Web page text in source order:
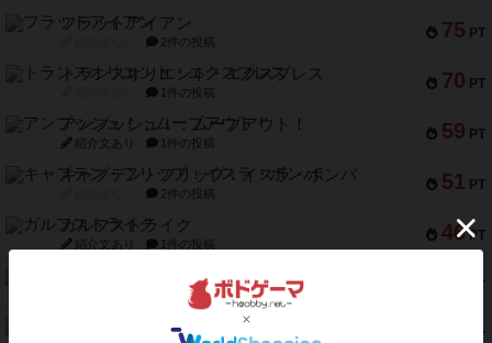
75 PT
フラットアイアン
2件の投稿
70 PT
トランスオリエント・エクスプレス
1件の投稿
59 PT
アンブッシュ！：ムーブアウト！
紹介文あり 1件の投稿
51 PT
キャプテン・フリップ：イスラ・ボンバ
2件の投稿
46 PT
ガルフストライク
紹介文あり 1件の投稿
PT
エコーズ・オブ・タイム
8件の投稿
PT